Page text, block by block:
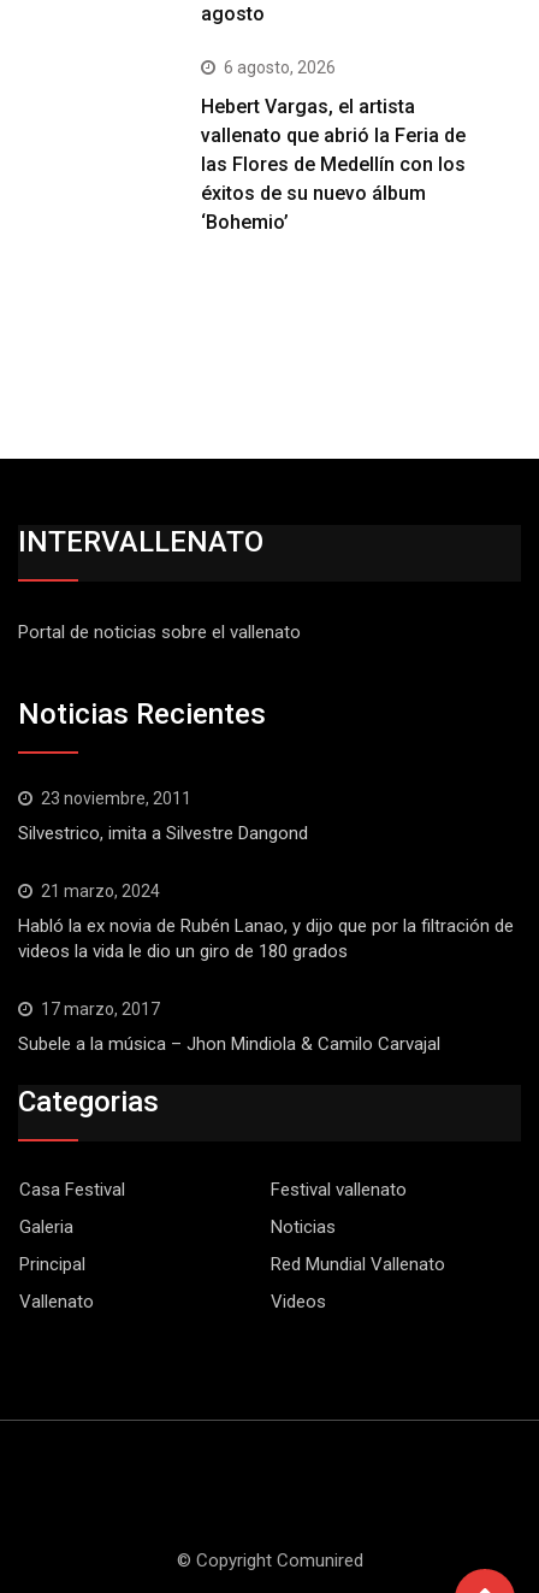
agosto
6 agosto, 2026
Hebert Vargas, el artista
vallenato que abrió la Feria de
las Flores de Medellín con los
éxitos de su nuevo álbum
‘Bohemio’
INTERVALLENATO
Portal de noticias sobre el vallenato
Noticias Recientes
23 noviembre, 2011
Silvestrico, imita a Silvestre Dangond
21 marzo, 2024
Habló la ex novia de Rubén Lanao, y dijo que por la filtración de
videos la vida le dio un giro de 180 grados
17 marzo, 2017
Subele a la música – Jhon Mindiola & Camilo Carvajal
Categorias
Casa Festival
Festival vallenato
Galeria
Noticias
Principal
Red Mundial Vallenato
Vallenato
Videos
© Copyright Comunired